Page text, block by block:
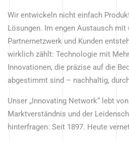
Wir entwickeln nicht einfach
Lösungen. Im engen Austausch
Partnernetzwerk und Kunden
wirklich zählt: Technologie mit
Innovationen, die präzise auf die
abgestimmt sind – nachhaltig,
Unser „Innovating Network“ lebt
Marktverständnis und der
hinterfragen. Seit 1897. Heute